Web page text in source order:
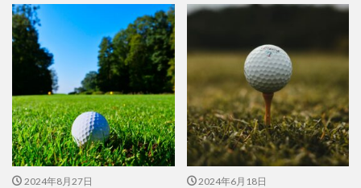
2024年8月27日
2024年6月18日